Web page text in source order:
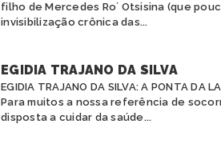
filho de Mercedes Ro´ Otsisina (que
invisibilização crônica das...
EGIDIA TRAJANO DA SILVA
EGIDIA TRAJANO DA SILVA: A PONTA DA
Para muitos a nossa referência de
disposta a cuidar da saúde...